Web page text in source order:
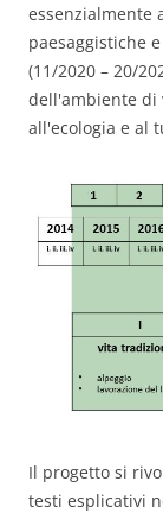
essenzialmente
paesaggistiche
(11/2020 – 20/
dell'ambiente di
all'ecologia e al
Il progetto si
testi esplicativi